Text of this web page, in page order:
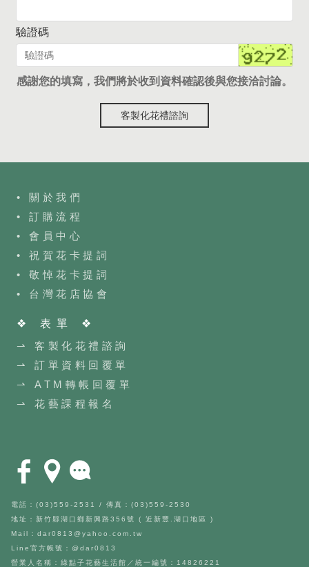
驗證碼
感謝您的填寫，我們將於收到資料確認後與您接洽討論。
客製化花禮諮詢
• 關於我們
• 訂購流程
• 會員中心
• 祝賀花卡提詞
• 敬悼花卡提詞
• 台灣花店協會
❖ 表單 ❖
⇀ 客製化花禮諮詢
⇀ 訂單資料回覆單
⇀ ATM轉帳回覆單
⇀ 花藝課程報名
電話：(03)559-2531 / 傳真：(03)559-2530
地址：新竹縣湖口鄉新興路356號 ( 近新豐.湖口地區 )
Mail：dar0813@yahoo.com.tw
Line官方帳號：@dar0813
營業人名稱：綠點子花藝生活館／統一編號：14826221